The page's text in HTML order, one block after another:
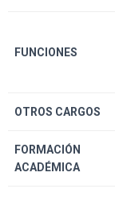
FUNCIONES
OTROS CARGOS
FORMACIÓN
ACADÉMICA